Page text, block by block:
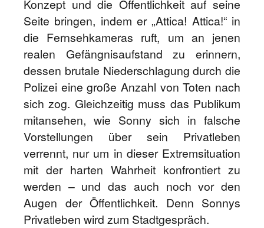
Konzept und die Öffentlichkeit auf seine
Seite bringen, indem er „Attica! Attica!“ in
die Fernsehkameras ruft, um an jenen
realen Gefängnisaufstand zu erinnern,
dessen brutale Niederschlagung durch die
Polizei eine große Anzahl von Toten nach
sich zog. Gleichzeitig muss das Publikum
mitansehen, wie Sonny sich in falsche
Vorstellungen über sein Privatleben
verrennt, nur um in dieser Extremsituation
mit der harten Wahrheit konfrontiert zu
werden – und das auch noch vor den
Augen der Öffentlichkeit. Denn Sonnys
Privatleben wird zum Stadtgespräch.